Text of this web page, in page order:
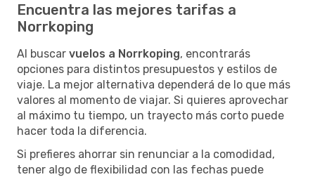
Encuentra las mejores tarifas a
Norrkoping
Al buscar vuelos a Norrkoping, encontrarás
opciones para distintos presupuestos y estilos de
viaje. La mejor alternativa dependerá de lo que más
valores al momento de viajar. Si quieres aprovechar
al máximo tu tiempo, un trayecto más corto puede
hacer toda la diferencia.
Si prefieres ahorrar sin renunciar a la comodidad,
tener algo de flexibilidad con las fechas puede